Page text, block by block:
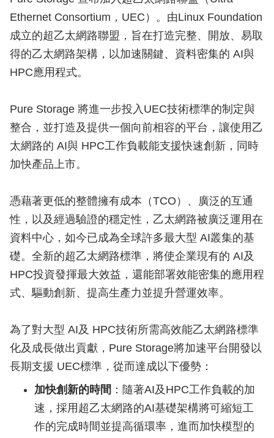
Ethernet Consortium，UEC）。由Linux Foundation
成立的超乙太網路聯盟，旨在打造完整、開放、易取
得的乙太網路架構，以加速關鍵、資料密集的 AI與
HPC應用程式。
Pure Storage 將進一步投入UEC技術標準的制定與
整合，並打造及提供一個向前相容的平台，讓使用乙
太網路的 AI與 HPC工作負載能支援快速創新，同時
加快產品上市。
憑藉著更低的整體擁有成本（TCO）、廣泛的互通
性，以及經過驗證的穩定性，乙太網路被廣泛運用在
資料中心，如今已成為全球許多最大型 AI叢集的基
礎。全新的超乙太網路標準，將使企業現有的 AI及
HPC投資發揮最大效益，還能部署效能密集的應用程
式、驅動創新、提高生產力並提升營運效率。
為了對大型 AI及 HPC技術所需高效能乙太網路標準
化及成長做出貢獻，Pure Storage將加速平台開發以
長期支援 UEC標準，從而達成以下優勢：
加快創新的時間 ：隨著AI及HPC工作負載的加
速，採用超乙太網路的AI基礎架構將可縮短工
作的完成時間並提高循環率，進而加快模型的